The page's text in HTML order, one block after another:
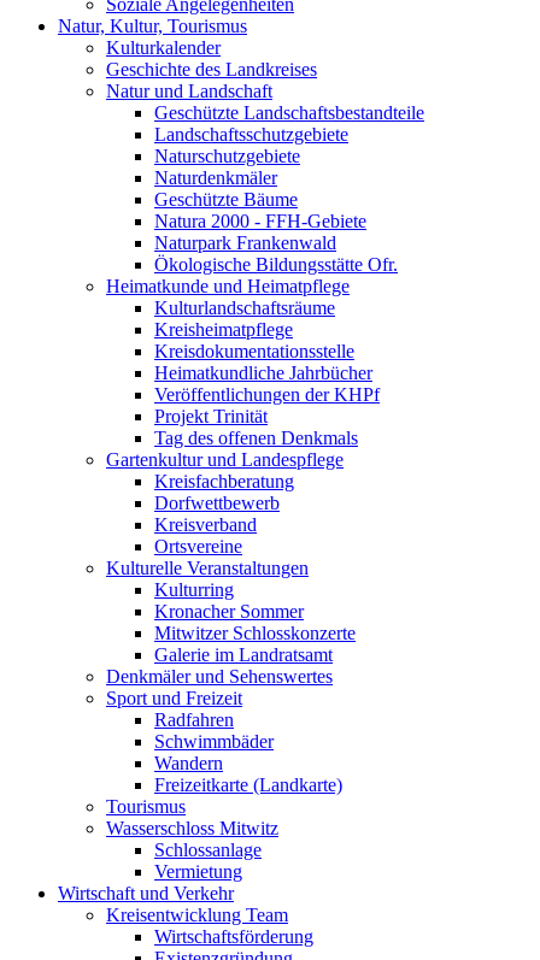
Soziale Angelegenheiten
Natur, Kultur, Tourismus
Kulturkalender
Geschichte des Landkreises
Natur und Landschaft
Geschützte Landschaftsbestandteile
Landschaftsschutzgebiete
Naturschutzgebiete
Naturdenkmäler
Geschützte Bäume
Natura 2000 - FFH-Gebiete
Naturpark Frankenwald
Ökologische Bildungsstätte Ofr.
Heimatkunde und Heimatpflege
Kulturlandschaftsräume
Kreisheimatpflege
Kreisdokumentationsstelle
Heimatkundliche Jahrbücher
Veröffentlichungen der KHPf
Projekt Trinität
Tag des offenen Denkmals
Gartenkultur und Landespflege
Kreisfachberatung
Dorfwettbewerb
Kreisverband
Ortsvereine
Kulturelle Veranstaltungen
Kulturring
Kronacher Sommer
Mitwitzer Schlosskonzerte
Galerie im Landratsamt
Denkmäler und Sehenswertes
Sport und Freizeit
Radfahren
Schwimmbäder
Wandern
Freizeitkarte (Landkarte)
Tourismus
Wasserschloss Mitwitz
Schlossanlage
Vermietung
Wirtschaft und Verkehr
Kreisentwicklung Team
Wirtschaftsförderung